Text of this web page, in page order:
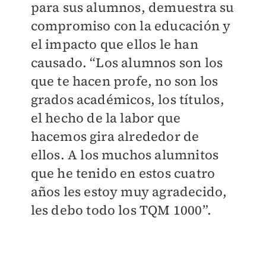
para sus alumnos, demuestra su
compromiso con la educación y
el impacto que ellos le han
causado. “Los alumnos son los
que te hacen profe, no son los
grados académicos, los títulos,
el hecho de la labor que
hacemos gira alrededor de
ellos. A los muchos alumnitos
que he tenido en estos cuatro
años les estoy muy agradecido,
les debo todo los TQM 1000”.